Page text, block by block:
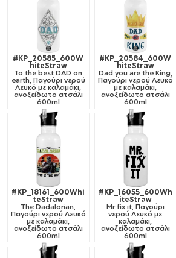
#KP_20585_600W
hiteStraw
To the best DAD on
earth, Παγούρι νερού
Λευκό με καλαμάκι,
ανοξείδωτο ατσάλι
600ml
#KP_20584_600W
hiteStraw
Dad you are the King,
Παγούρι νερού Λευκό
με καλαμάκι,
ανοξείδωτο ατσάλι
600ml
#KP_18161_600Whi
teStraw
The Dadalorian,
Παγούρι νερού Λευκό
με καλαμάκι,
ανοξείδωτο ατσάλι
600ml
#KP_16055_600Wh
iteStraw
Mr fix it, Παγούρι
νερού Λευκό με
καλαμάκι,
ανοξείδωτο ατσάλι
600ml